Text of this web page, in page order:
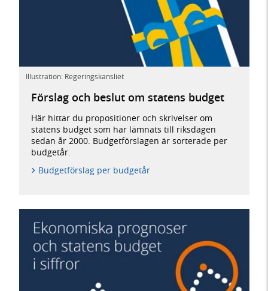
Illustration: Regeringskansliet
Förslag och beslut om statens budget
Här hittar du propositioner och skrivelser om
statens budget som har lämnats till riksdagen
sedan år 2000. Budgetförslagen är sorterade per
budgetår.
Budgetförslag per budgetår